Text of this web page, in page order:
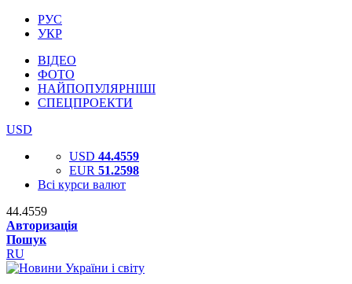
РУС
УКР
ВІДЕО
ФОТО
НАЙПОПУЛЯРНІШІ
СПЕЦПРОЕКТИ
USD
USD 44.4559
EUR 51.2598
Всі курси валют
44.4559
Авторизація
Пошук
RU